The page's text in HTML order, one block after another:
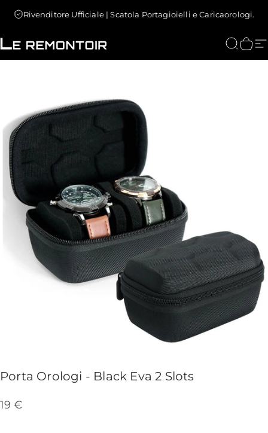
Rivenditore Ufficiale | Scatola Portagioielli e Caricaorologi.
Le Remontoir : Porta Orologi Cerca
Porta Orologi - Black Eva 2 Slots
19 €